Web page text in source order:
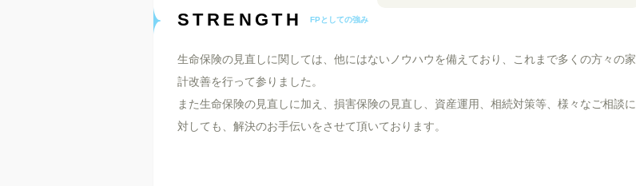
STRENGTH FPとしての強み
生命保険の見直しに関しては、他にはないノウハウを備えており、これまで多くの方々の家
計改善を行って参りました。
また生命保険の見直しに加え、損害保険の見直し、資産運用、相続対策等、様々なご相談に
対しても、解決のお手伝いをさせて頂いております。